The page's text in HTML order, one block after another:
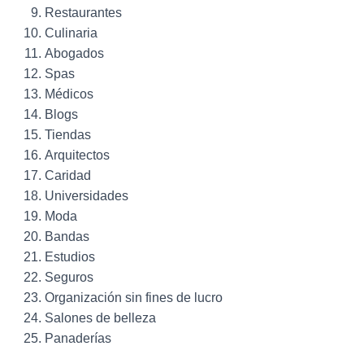
Restaurantes
Culinaria
Abogados
Spas
Médicos
Blogs
Tiendas
Arquitectos
Caridad
Universidades
Moda
Bandas
Estudios
Seguros
Organización sin fines de lucro
Salones de belleza
Panaderías